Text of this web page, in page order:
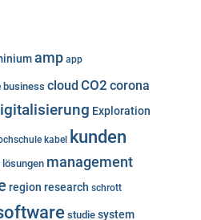
amp app
business cloud CO2 corona
Exploration
kabel kunden
lösungen management
region research schrott
studie system